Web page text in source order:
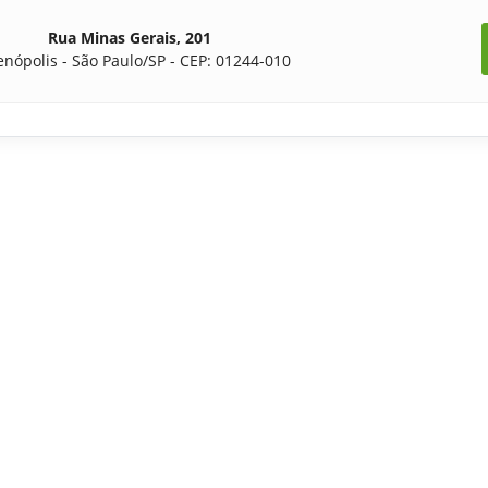
Rua Minas Gerais, 201
- São Paulo/SP - CEP: 01244-010